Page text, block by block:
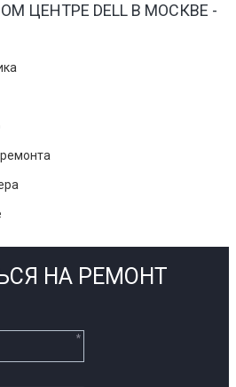
ЦЕНТРЕ DELL В МОСКВЕ -
НА РЕМОНТ
*